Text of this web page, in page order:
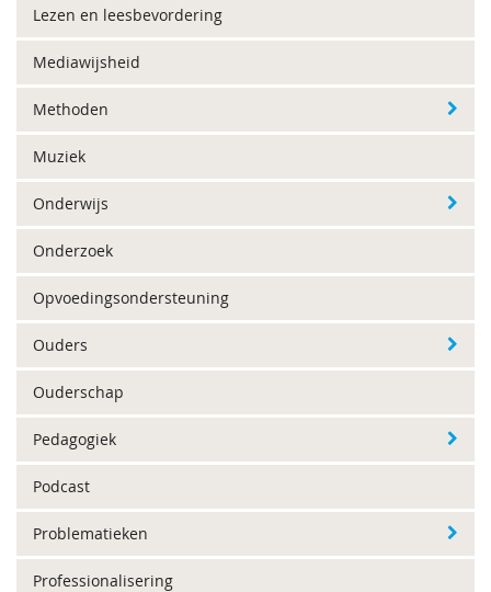
Lezen en leesbevordering
Mediawijsheid
Methoden
Muziek
Onderwijs
Onderzoek
Opvoedingsondersteuning
Ouders
Ouderschap
Pedagogiek
Podcast
Problematieken
Professionalisering